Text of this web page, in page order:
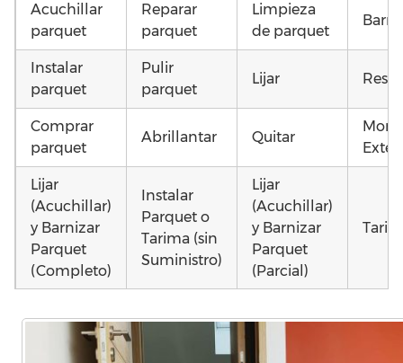
Acuchillar
parquet
Reparar
parquet
Limpieza
de parquet
Instalar
parquet
Pulir
parquet
Lijar
Comprar
parquet
Abrillantar Quitar
Lijar
(Acuchillar)
y Barnizar
Parquet
(Completo)
Instalar
Parquet o
Tarima (sin
Suministro)
Lijar
(Acuchillar)
y Barnizar
Parquet
(Parcial)
parquet o
Tarima
parquet o